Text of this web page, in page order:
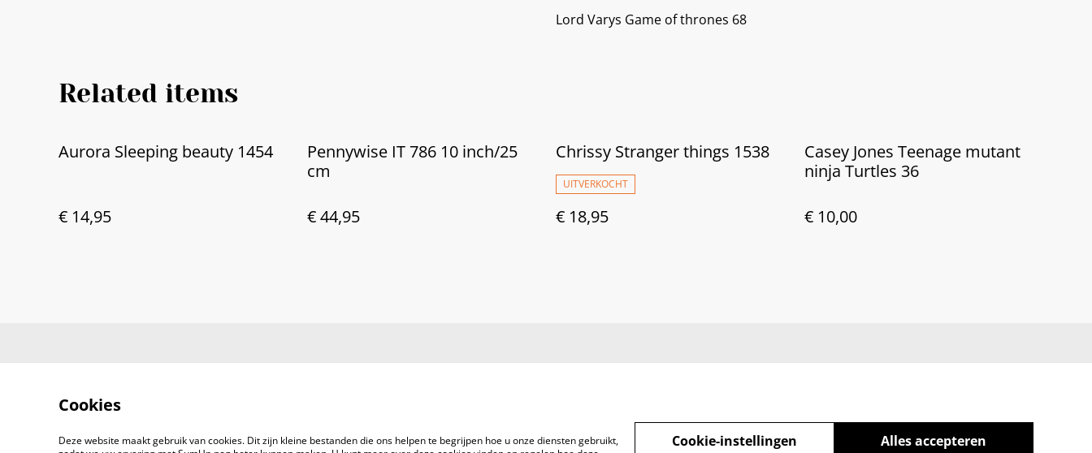
Lord Varys Game of thrones 68
Related items
Aurora Sleeping beauty 1454
€ 14,95
Pennywise IT 786 10 inch/25
cm
€ 44,95
Chrissy Stranger things 1538
UITVERKOCHT
€ 18,95
Casey Jones Teenage mutant
ninja Turtles 36
€ 10,00
Cookies
Deze website maakt gebruik van cookies. Dit zijn kleine bestanden die ons helpen te begrijpen hoe u onze diensten gebruikt,
Alles accepteren
Cookie-instellingen